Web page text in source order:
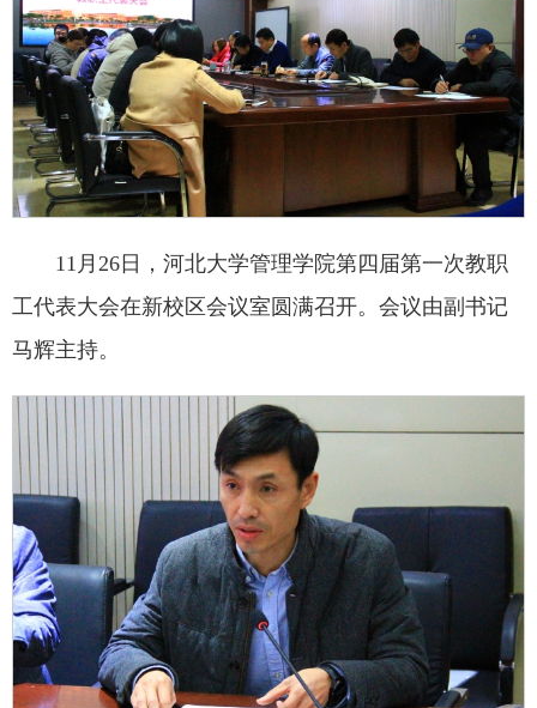
11月26日，河北大学管理学院第四届第一次教职
工代表大会在新校区会议室圆满召开。会议由副书记
马辉主持。